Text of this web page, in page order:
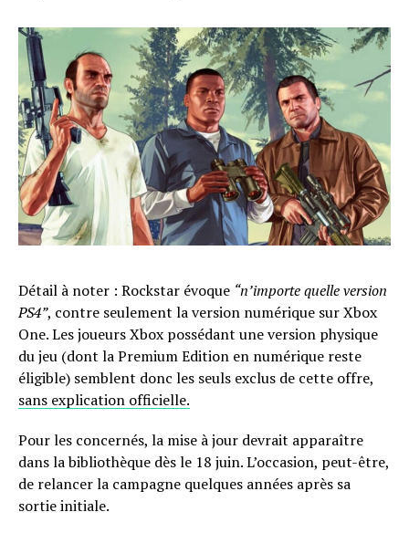
Détail à noter : Rockstar évoque “n’importe quelle version
PS4”, contre seulement la version numérique sur Xbox
One. Les joueurs Xbox possédant une version physique
du jeu (dont la Premium Edition en numérique reste
éligible) semblent donc les seuls exclus de cette offre,
sans explication officielle.
Pour les concernés, la mise à jour devrait apparaître
dans la bibliothèque dès le 18 juin. L’occasion, peut-être,
de relancer la campagne quelques années après sa
sortie initiale.